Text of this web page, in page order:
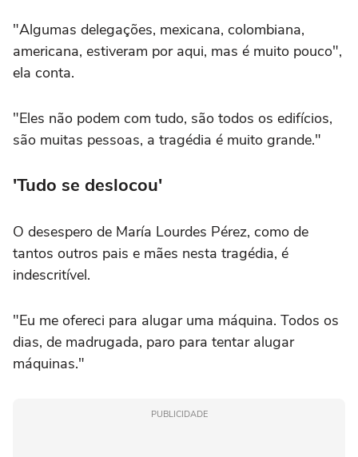
"Algumas delegações, mexicana, colombiana,
americana, estiveram por aqui, mas é muito pouco",
ela conta.
"Eles não podem com tudo, são todos os edifícios,
são muitas pessoas, a tragédia é muito grande."
'Tudo se deslocou'
O desespero de María Lourdes Pérez, como de
tantos outros pais e mães nesta tragédia, é
indescritível.
"Eu me ofereci para alugar uma máquina. Todos os
dias, de madrugada, paro para tentar alugar
máquinas."
PUBLICIDADE